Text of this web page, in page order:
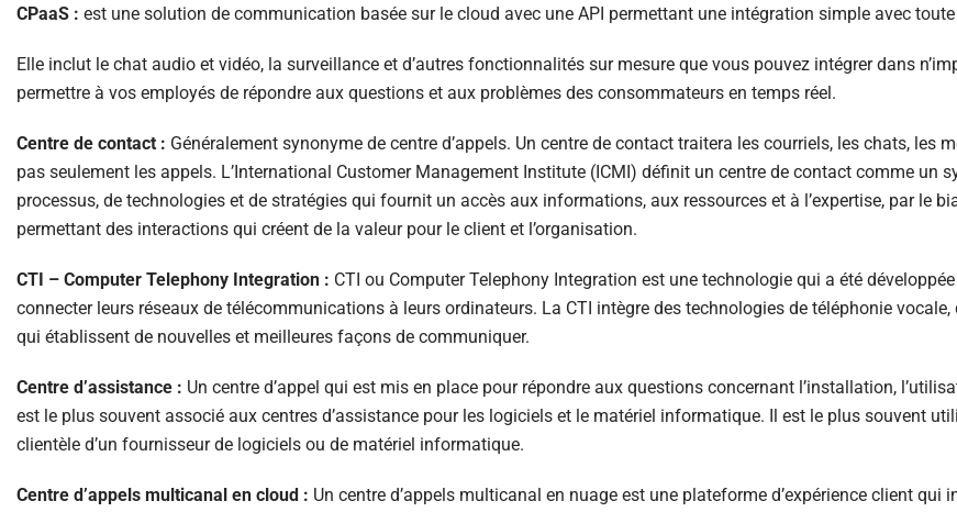
CPaaS : est une solution de communication basée sur le cloud avec une API permettant une intégration simple avec
Elle inclut le chat audio et vidéo, la surveillance et d’autres fonctionnalités sur mesure que vous pouvez intégrer dans
permettre à vos employés de répondre aux questions et aux problèmes des consommateurs en temps réel.
Centre de contact : Généralement synonyme de centre d’appels. Un centre de contact traitera les courriels, les chats, les
pas seulement les appels. L’International Customer Management Institute (ICMI) définit un centre de contact comme un
processus, de technologies et de stratégies qui fournit un accès aux informations, aux ressources et à l’expertise, par le
permettant des interactions qui créent de la valeur pour le client et l’organisation.
CTI – Computer Telephony Integration : CTI ou Computer Telephony Integration est une technologie qui a été
connecter leurs réseaux de télécommunications à leurs ordinateurs. La CTI intègre des technologies de téléphonie
qui établissent de nouvelles et meilleures façons de communiquer.
Centre d’assistance : Un centre d’appel qui est mis en place pour répondre aux questions concernant l’installation,
est le plus souvent associé aux centres d’assistance pour les logiciels et le matériel informatique. Il est le plus souvent
clientèle d’un fournisseur de logiciels ou de matériel informatique.
Centre d’appels multicanal en cloud : Un centre d’appels multicanal en nuage est une plateforme d’expérience client